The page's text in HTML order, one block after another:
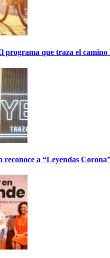
que traza el camino
a “Leyendas